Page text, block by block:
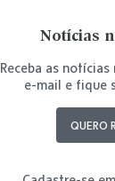
Notícias
Receba as
e-mail e fique
QUERO